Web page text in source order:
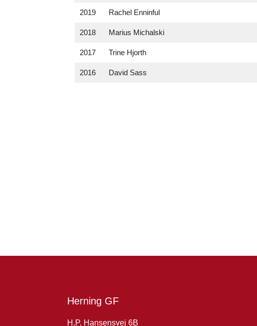
2019 Rachel Enninful
2018 Marius Michalski
2017 Trine Hjorth
2016 David Sass
Herning GF
H.P. Hansensvej 6B